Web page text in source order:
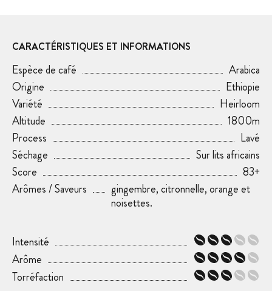
CARACTÉRISTIQUES ET INFORMATIONS
Espèce de café
Arabica
Origine
Ethiopie
Variété
Heirloom
Altitude
1800m
Process
Lavé
Séchage
Sur lits africains
Score
83+
Arômes / Saveurs
gingembre, citronnelle, orange et
noisettes.
Intensité
Arôme
Torréfaction